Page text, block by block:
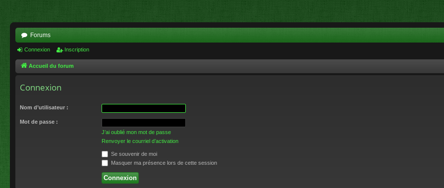
Forums
Connexion Inscription
Accueil du forum
Connexion
Nom d’utilisateur :
Mot de passe :
J’ai oublié mon mot de passe
Renvoyer le courriel d’activation
Se souvenir de moi
Masquer ma présence lors de cette session